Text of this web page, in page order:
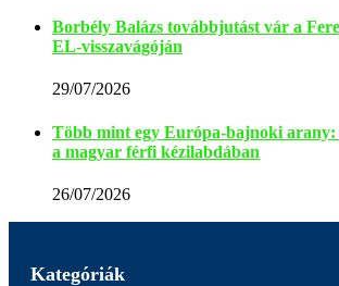
Borbély Balázs továbbjutást vár a
EL-visszavágóján
29/07/2026
Több mint egy Európa-bajnoki
a magyar férfi kézilabdában
26/07/2026
Kategóriák